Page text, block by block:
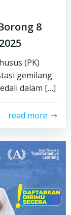
8
(PK)
gemilang
dalam […]
read more